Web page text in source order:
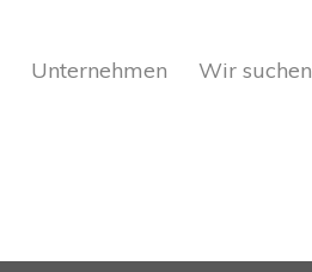
Unternehmen Wir suchen